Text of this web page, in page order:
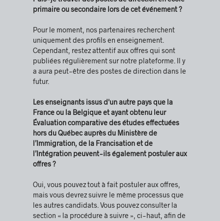
primaire ou secondaire lors de cet événement ?
Pour le moment, nos partenaires recherchent
uniquement des profils en enseignement.
Cependant, restez attentif aux offres qui sont
publiées régulièrement sur notre plateforme. Il y
a aura peut-être des postes de direction dans le
futur.
Les enseignants issus d'un autre pays que la
France ou la Belgique et ayant obtenu leur
Évaluation comparative des études effectuées
hors du Québec auprès du Ministère de
l’Immigration, de la Francisation et de
l’Intégration peuvent-ils également postuler aux
offres ?
Oui, vous pouvez tout à fait postuler aux offres,
mais vous devrez suivre le même processus que
les autres candidats. Vous pouvez consulter la
section « la procédure à suivre », ci-haut, afin de